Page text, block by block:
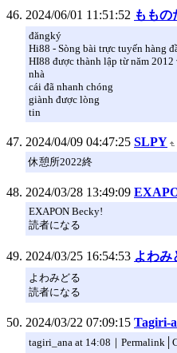
2024/06/01 11:51:52 ももの
đăngký
Hi88 - Sòng bài trực tuyến hàng
HI88 được thành lập từ năm
nhà
cái đã nhanh chóng
giành được lòng
tin
2024/04/09 04:47:25 SLPY
休憩所2022終
2024/03/28 13:49:09
EXAPON Becky!
読者になる
2024/03/25 16:54:53 よわみ
よわみどる
読者になる
2024/03/22 07:09:15 Tagiri-
tagiri_ana at 14:08｜